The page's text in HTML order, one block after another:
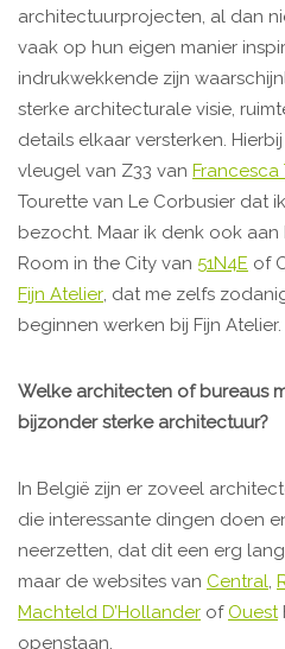
architectuurprojecten, al dan
vaak op hun eigen manier
indrukwekkende zijn
sterke architecturale visie,
details elkaar versterken.
vleugel van Z33 van Francesca
Tourette van Le Corbusier dat
bezocht. Maar ik denk ook
Room in the City van 51N4E of
Fijn Atelier, dat me zelfs
beginnen werken bij Fijn Atelier.
Welke architecten of bureaus
bijzonder sterke architectuur?
In België zijn er zoveel
die interessante dingen doen
neerzetten, dat dit een erg
maar de websites van Central,
Machteld D’Hollander of Ouest
openstaan.